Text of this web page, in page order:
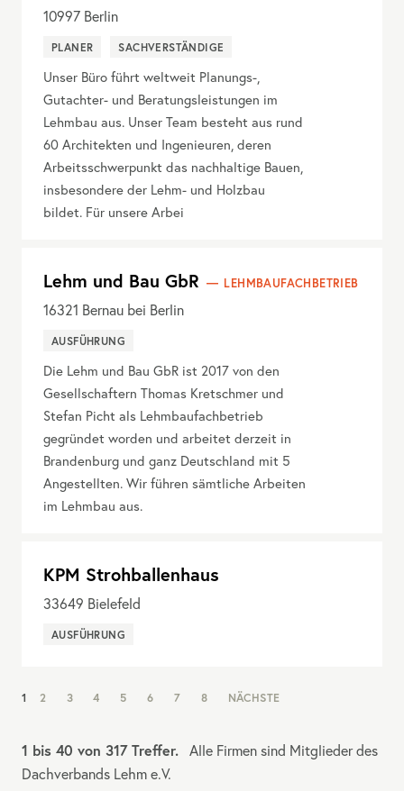
10997 Berlin
PLANER SACHVERSTÄNDIGE
Unser Büro führt weltweit Planungs-,
Gutachter- und Beratungsleistungen im
Lehmbau aus. Unser Team besteht aus rund
60 Architekten und Ingenieuren, deren
Arbeitsschwerpunkt das nachhaltige Bauen,
insbesondere der Lehm- und Holzbau
bildet. Für unsere Arbei
Lehm und Bau GbR LEHMBAUFACHBETRIEB
16321 Bernau bei Berlin
AUSFÜHRUNG
Die Lehm und Bau GbR ist 2017 von den
Gesellschaftern Thomas Kretschmer und
Stefan Picht als Lehmbaufachbetrieb
gegründet worden und arbeitet derzeit in
Brandenburg und ganz Deutschland mit 5
Angestellten. Wir führen sämtliche Arbeiten
im Lehmbau aus.
KPM Strohballenhaus
33649 Bielefeld
AUSFÜHRUNG
NAV:
1 2 3 4 5 6 7 8 NÄCHSTE
1 bis 40 von 317 Treffer. Alle Firmen sind Mitglieder des
Dachverbands Lehm e.V.